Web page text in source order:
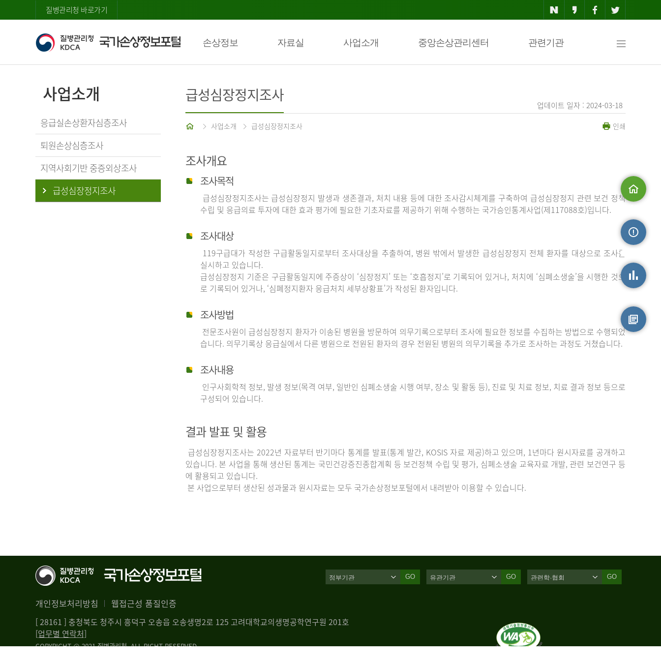
질병관리청 바로가기
손상정보 자료실 사업소개 중앙손상관리센터 관련기관
맵
사업소개
응급실손상환자심층조사
퇴원손상심층조사
지역사회기반 중증외상조사
급성심장정지조사
업데이트 일자 : 2024-03-18
급성심장정지조사
홈 사업소개 급성심장정지조사 인쇄
조사개요
조사목적
급성심장정지조사는 급성심장정지 발생과 생존결과, 처치 내용 등에 대한 조사감시체계를 구축하여 급성심장정지 관련 보건 정책
수립 및 응급의료 투자에 대한 효과 평가에 필요한 기초자료를 제공하기 위해 수행하는 국가승인통계사업(제117088호)입니다.
조사대상
119구급대가 작성한 구급활동일지로부터 조사대상을 추출하여, 병원 밖에서 발생한 급성심장정지 전체 환자를 대상으로 조사를
실시하고 있습니다.
급성심장정지 기준은 구급활동일지에 주증상이 ‘심장정지’ 또는 ‘호흡정지’로 기록되어 있거나, 처치에 ‘심폐소생술’을 시행한 것으
로 기록되어 있거나, ‘심폐정지환자 응급처치 세부상황표’가 작성된 환자입니다.
조사방법
전문조사원이 급성심장정지 환자가 이송된 병원을 방문하여 의무기록으로부터 조사에 필요한 정보를 수집하는 방법으로 수행되었
습니다. 의무기록상 응급실에서 다른 병원으로 전원된 환자의 경우 전원된 병원의 의무기록을 추가로 조사하는 과정도 거쳤습니다.
조사내용
인구사회학적 정보, 발생 정보(목격 여부, 일반인 심폐소생술 시행 여부, 장소 및 활동 등), 진료 및 치료 정보, 치료 결과 정보 등으로
구성되어 있습니다.
결과 발표 및 활용
급성심장정지조사는 2022년 자료부터 반기마다 통계를 발표(통계 발간, KOSIS 자료 제공)하고 있으며, 1년마다 원시자료를 공개하고
있습니다. 본 사업을 통해 생산된 통계는 국민건강증진종합계획 등 보건정책 수립 및 평가, 심폐소생술 교육자료 개발, 관련 보건연구 등
에 활용되고 있습니다.
본 사업으로부터 생산된 성과물과 원시자료는 모두 국가손상정보포털에서 내려받아 이용할 수 있습니다.
개인정보처리방침 웹접근성 품질인증
GO GO GO
[ 28161 ] 충청북도 청주시 흥덕구 오송읍 오송생명2로 125 고려대학교의생명공학연구원 201호
[업무별 연락처]
COPYRIGHT @ 2021 질병관리청. ALL RIGHT RESERVED
손상정보
원시자료